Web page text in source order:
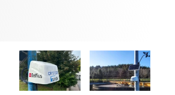
Speciale